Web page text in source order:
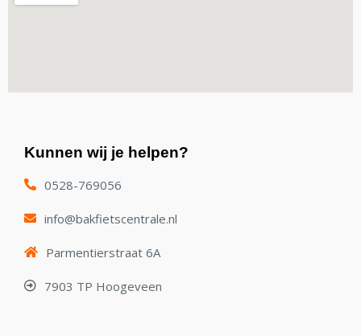
Kunnen wij je helpen?
0528-769056
info@bakfietscentrale.nl
Parmentierstraat 6A
7903 TP Hoogeveen